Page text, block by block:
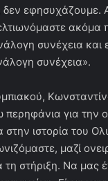
εφησυχάζουμε.
ακόμα
συνέχεια και
συνέχεια».
για την
ιστορία του
μαζί
στήριξη. Να μας